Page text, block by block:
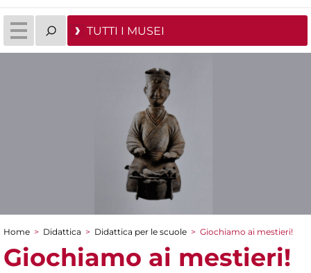
TUTTI I MUSEI
Tu sei qui
Home > Didattica > Didattica per le scuole > Giochiamo ai mestieri!
Giochiamo ai mestieri!